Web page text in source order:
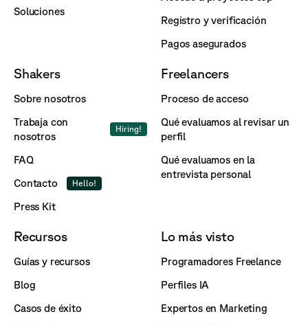
Soluciones
Registro y verificación
Pagos asegurados
Shakers
Sobre nosotros
Trabaja con
nosotros
Hiring!
FAQ
Contacto
Hello!
Press Kit
Freelancers
Proceso de acceso
Qué evaluamos al revisar un
perfil
Qué evaluamos en la
entrevista personal
Recursos
Guías y recursos
Blog
Casos de éxito
Lo más visto
Programadores Freelance
Perfiles IA
Expertos en Marketing